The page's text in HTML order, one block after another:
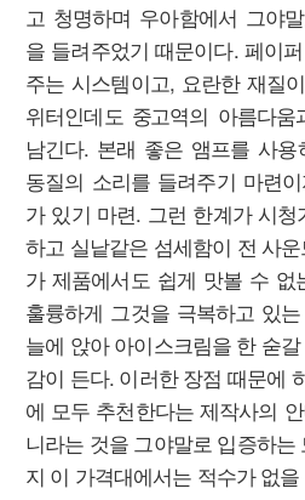
고 청명하며 우아함에서 그야
을 들려주었기 때문이다. 페이
주는 시스템이고, 요란한 재질
위터인데도 중고역의 아름다
남긴다. 본래 좋은 앰프를 사
동질의 소리를 들려주기 마련
가 있기 마련. 그런 한계가 시
하고 실낱같은 섬세함이 전 사
가 제품에서도 쉽게 맛볼 수 없
훌륭하게 그것을 극복하고 있
늘에 앉아 아이스크림을 한 숟
감이 든다. 이러한 장점 때문에
에 모두 추천한다는 제작사의
니라는 것을 그야말로 입증하
지 이 가격대에서는 적수가 없